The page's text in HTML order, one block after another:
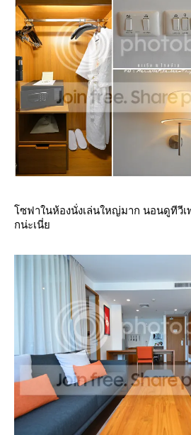
ซฟาในห้องนั่งเล่นใหญ่มาก นอนดูทีวีเ
กน่ะเนี่